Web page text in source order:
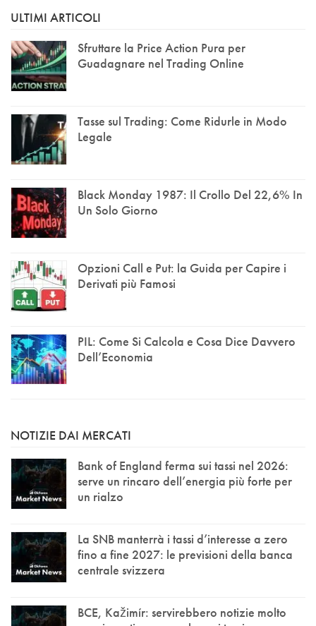
ULTIMI ARTICOLI
Sfruttare la Price Action Pura per
Guadagnare nel Trading Online
Tasse sul Trading: Come Ridurle in Modo
Legale
Black Monday 1987: Il Crollo Del 22,6% In
Un Solo Giorno
Opzioni Call e Put: la Guida per Capire i
Derivati più Famosi
PIL: Come Si Calcola e Cosa Dice Davvero
Dell’Economia
NOTIZIE DAI MERCATI
Bank of England ferma sui tassi nel 2026:
serve un rincaro dell’energia più forte per
un rialzo
La SNB manterrà i tassi d’interesse a zero
fino a fine 2027: le previsioni della banca
centrale svizzera
BCE, Kažimír: servirebbero notizie molto